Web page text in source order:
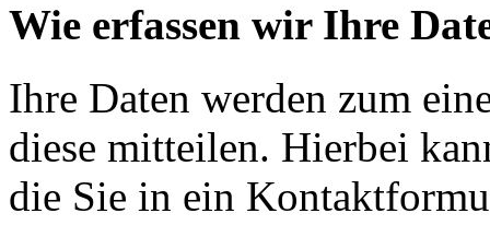
Wie erfassen wir Ihre
Ihre Daten werden zum
diese mitteilen. Hierbei
die Sie in ein